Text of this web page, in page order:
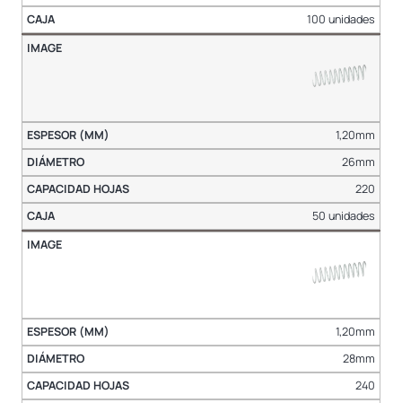
100 unidades
1,20mm
26mm
220
50 unidades
1,20mm
28mm
240